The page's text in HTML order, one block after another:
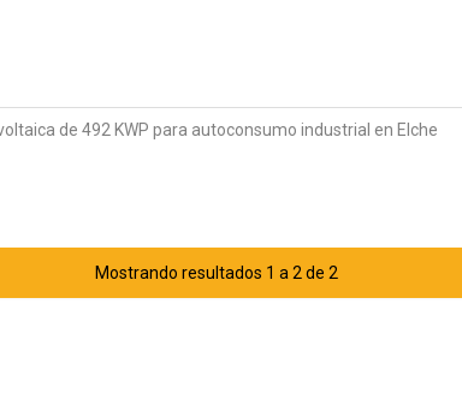
de 492 KWP para autoconsumo industrial en Elche
Mostrando resultados 1 a 2 de 2